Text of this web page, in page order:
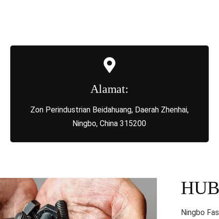
Alamat:
Zon Perindustrian Beidahuang, Daerah Zhenhai,
Ningbo, China 315200
Ningbo